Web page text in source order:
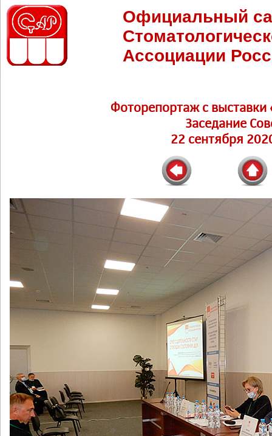
Официальный
Ассоциации
Фоторепортаж c выставки
Заседание
22 сентября